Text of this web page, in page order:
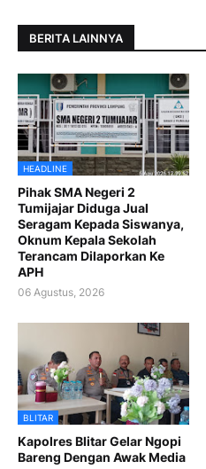
BERITA LAINNYA
HEADLINE
Pihak SMA Negeri 2
Tumijajar Diduga Jual
Seragam Kepada Siswanya,
Oknum Kepala Sekolah
Terancam Dilaporkan Ke
APH
06 Agustus, 2026
BLITAR
Kapolres Blitar Gelar Ngopi
Bareng Dengan Awak Media